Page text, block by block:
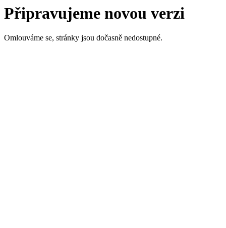
Připravujeme novou verzi
Omlouváme se, stránky jsou dočasně nedostupné.